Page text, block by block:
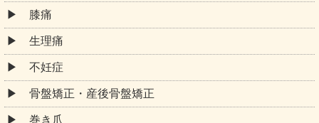
膝痛
生理痛
不妊症
骨盤矯正・産後骨盤矯正
巻き爪